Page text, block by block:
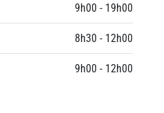
9h00 - 19h00
8h30 - 12h00
9h00 - 12h00